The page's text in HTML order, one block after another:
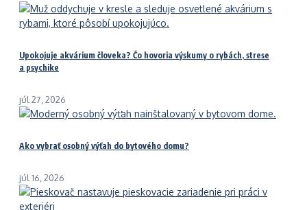
Upokojuje akvárium človeka? Čo hovoria výskumy o rybách, strese
a psychike
júl 27, 2026
Ako vybrať osobný výťah do bytového domu?
júl 16, 2026